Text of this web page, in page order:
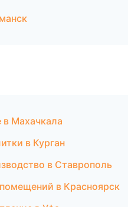
Махачкала
в Курган
в Ставрополь
в Красноярск